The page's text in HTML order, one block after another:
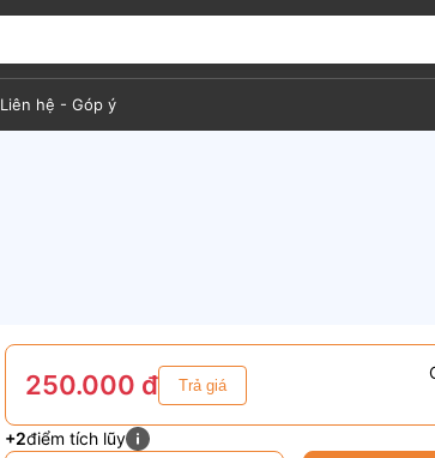
Liên hệ - Góp ý
250.000 đ Trả giá
+2điểm tích lũy